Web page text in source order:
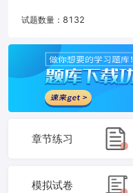
试题数量： 8132
章节练习
模拟试卷